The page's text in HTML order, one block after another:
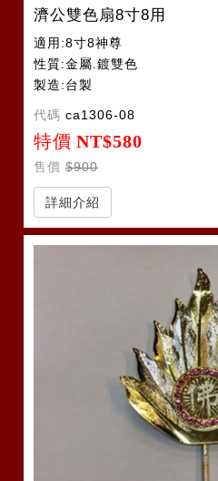
濟公雙色扇8寸8用
適用:8寸8神尊
性質:金屬.鍍雙色
製造:台製
代碼 ca1306-08
特價 NT$580
售價 $900
詳細介紹